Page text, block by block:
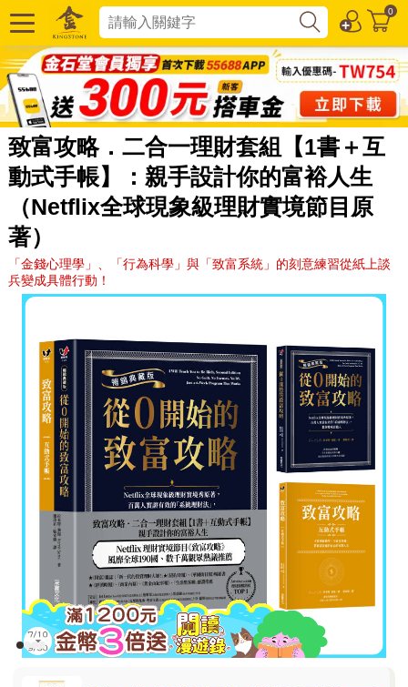
0
致富攻略．二合一理財套組【1書＋互
動式手帳】：親手設計你的富裕人生
（Netflix全球現象級理財實境節目原
著）
「金錢心理學」、「行為科學」與「致富系統」的刻意練習從紙上談
兵變成具體行動！